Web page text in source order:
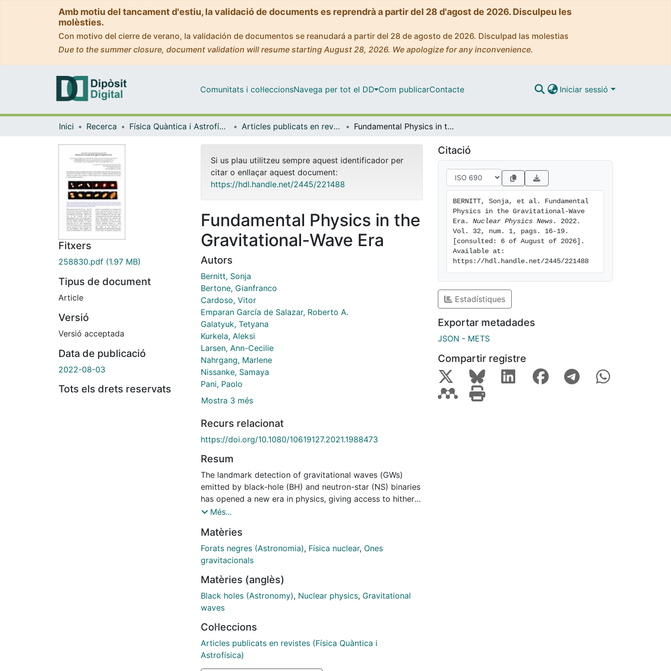
Amb motiu del tancament d'estiu, la validació de documents es reprendrà a partir del 28 d'agost de 2026. Disculpeu les
molèsties.
Con motivo del cierre de verano, la validación de documentos se reanudará a partir del 28 de agosto de 2026. Disculpad las molestias
Due to the summer closure, document validation will resume starting August 28, 2026. We apologize for any inconvenience.
Comunitats i col·leccionsNavega per tot el DD Com publicarContacte Iniciar sessió
Inici Recerca Física Quàntica i Astrofísica Articles publicats en revistes (Física Quàntica i Astrofísica) Fundamental Physics in the Gravitational-Wave Era
Fitxers
258830.pdf (1.97 MB)
Tipus de document
Article
Versió
Versió acceptada
Data de publicació
2022-08-03
Tots els drets reservats
Si us plau utilitzeu sempre aquest identificador per
citar o enllaçar aquest document:
https://hdl.handle.net/2445/221488
Fundamental Physics in the
Gravitational-Wave Era
Autors
Bernitt, Sonja
Bertone, Gianfranco
Cardoso, Vitor
Emparan García de Salazar, Roberto A.
Galatyuk, Tetyana
Kurkela, Aleksi
Larsen, Ann-Cecilie
Nahrgang, Marlene
Nissanke, Samaya
Pani, Paolo
Mostra 3 més
Recurs relacionat
https://doi.org/10.1080/10619127.2021.1988473
Resum
The landmark detection of gravitational waves (GWs)
emitted by black-hole (BH) and neutron-star (NS) binaries
has opened a new era in physics, giving access to hitherto
unexplored systems and regimes. In parallel to their
open new avenues to explore fundamental physics.
Més...
Matèries
Forats negres (Astronomia), Física nuclear, Ones
gravitacionals
Matèries (anglès)
Black holes (Astronomy), Nuclear physics, Gravitational
waves
Col·leccions
Articles publicats en revistes (Física Quàntica i
Astrofísica)
Citació
BERNITT, Sonja, et al. Fundamental
Physics in the Gravitational-Wave
Era. Nuclear Physics News . 2022.
Vol. 32, num. 1, pags. 16-19.
[consulted: 6 of August of 2026].
Available at:
https://hdl.handle.net/2445/221488
Estadístiques
Exportar metadades
JSON - METS
Compartir registre